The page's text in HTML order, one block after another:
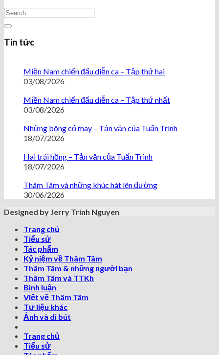
Tin tức
Miền Nam chiến đấu diễn ca – Tập thứ hai
03/08/2026
Miền Nam chiến đấu diễn ca – Tập thứ nhất
03/08/2026
Những bông cỏ may – Tản văn của Tuấn Trình
18/07/2026
Hai trái hồng – Tản văn của Tuấn Trình
18/07/2026
Thâm Tâm và những khúc hát lên đường
30/06/2026
Designed by Jerry Trinh Nguyen
Trang chủ
Tiểu sử
Tác phẩm
Kỷ niệm về Thâm Tâm
Thâm Tâm & những người bạn
Thâm Tâm và TTKh
Bình luận
Viết về Thâm Tâm
Tư liệu khác
Ảnh và di bút
Trang chủ
Tiểu sử